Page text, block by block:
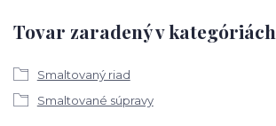
Tovar zaradený v kategóriách
Smaltovaný riad
Smaltované súpravy